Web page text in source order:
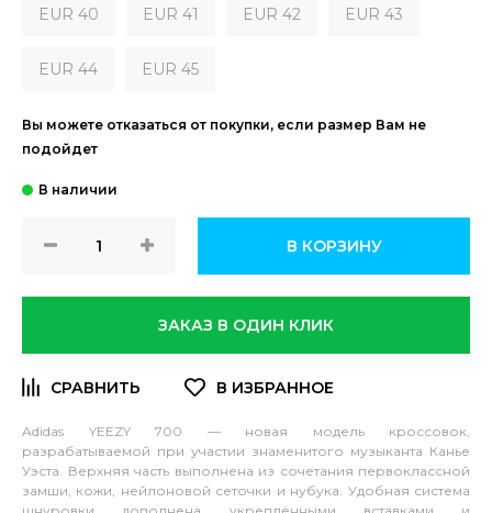
EUR 40 EUR 41 EUR 42 EUR 43
EUR 44 EUR 45
Вы можете отказаться от покупки, если размер Вам не
подойдет
В КОРЗИНУ
ЗАКАЗ В ОДИН КЛИК
Adidas YEEZY 700 — новая модель кроссовок,
разрабатываемой при участии знаменитого музыканта Канье
Уэста. Верхняя часть выполнена из сочетания первоклассной
замши, кожи, нейлоновой сеточки и нубука. Удобная система